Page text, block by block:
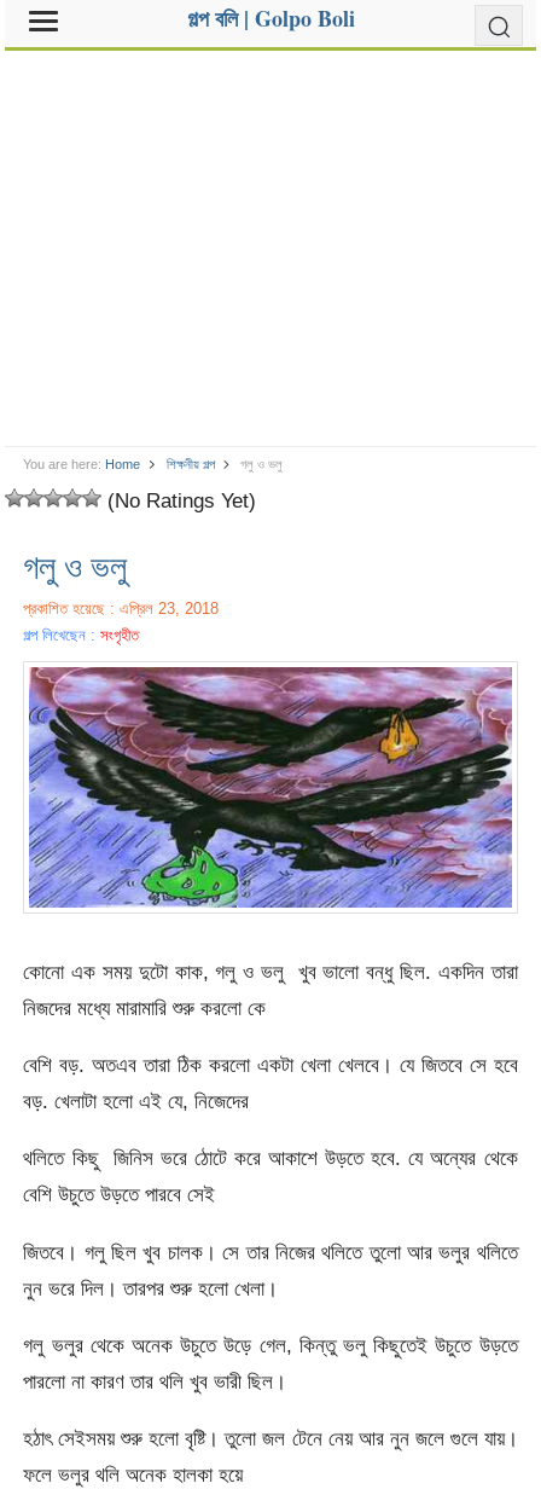
গল্প বলি | Golpo Boli
You are here: Home শিক্ষনীয় গল্প গলু ও ভলু
(No Ratings Yet)
গলু ও ভলু
প্রকাশিত হয়েছে : এপ্রিল 23, 2018
গল্প লিখেছেন :সংগৃহীত
কোনো এক সময় দুটো কাক, গলু ও ভলু খুব ভালো বন্ধু ছিল. একদিন তারা
নিজদের মধ্যে মারামারি শুরু করলো কে
বেশি বড়. অতএব তারা ঠিক করলো একটা খেলা খেলবে। যে জিতবে সে হবে
বড়. খেলাটা হলো এই যে, নিজেদের
থলিতে কিছু জিনিস ভরে ঠোটে করে আকাশে উড়তে হবে. যে অন্যের থেকে
বেশি উচুতে উড়তে পারবে সেই
জিতবে। গলু ছিল খুব চালক। সে তার নিজের থলিতে তুলো আর ভলুর থলিতে
নুন ভরে দিল। তারপর শুরু হলো খেলা।
গলু ভলুর থেকে অনেক উচুতে উড়ে গেল, কিন্তু ভলু কিছুতেই উচুতে উড়তে
পারলো না কারণ তার থলি খুব ভারী ছিল।
হঠাৎ সেইসময় শুরু হলো বৃষ্টি। তুলো জল টেনে নেয় আর নুন জলে গুলে যায়।
ফলে ভলুর থলি অনেক হালকা হয়ে